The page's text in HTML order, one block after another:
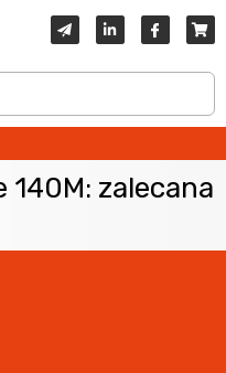
140M: zalecana